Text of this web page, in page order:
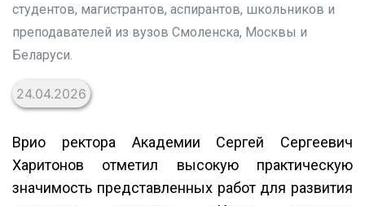
студентов, магистрантов, аспирантов, школьников и
преподавателей из вузов Смоленска, Москвы и
Беларуси.
24.04.2026
Врио ректора Академии Сергей Сергеевич
Харитонов отметил высокую практическую
значимость представленных работ для развития